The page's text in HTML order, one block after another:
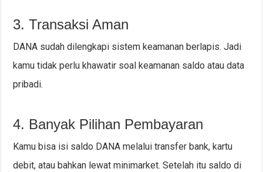
3. Transaksi Aman
DANA sudah dilengkapi sistem keamanan berlapis. Jadi
kamu tidak perlu khawatir soal keamanan saldo atau data
pribadi.
4. Banyak Pilihan Pembayaran
Kamu bisa isi saldo DANA melalui transfer bank, kartu
debit, atau bahkan lewat minimarket. Setelah itu saldo di